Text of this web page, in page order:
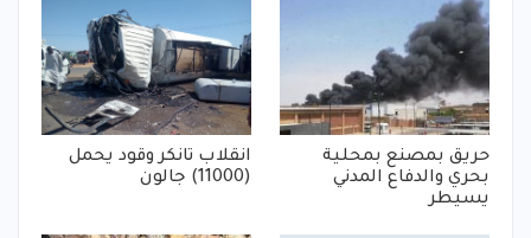
حريق بمصنع بمحلية
بحري والدفاع المدني
يسيطر
انقلاب تانكر وقود يحمل
(11000) جالون